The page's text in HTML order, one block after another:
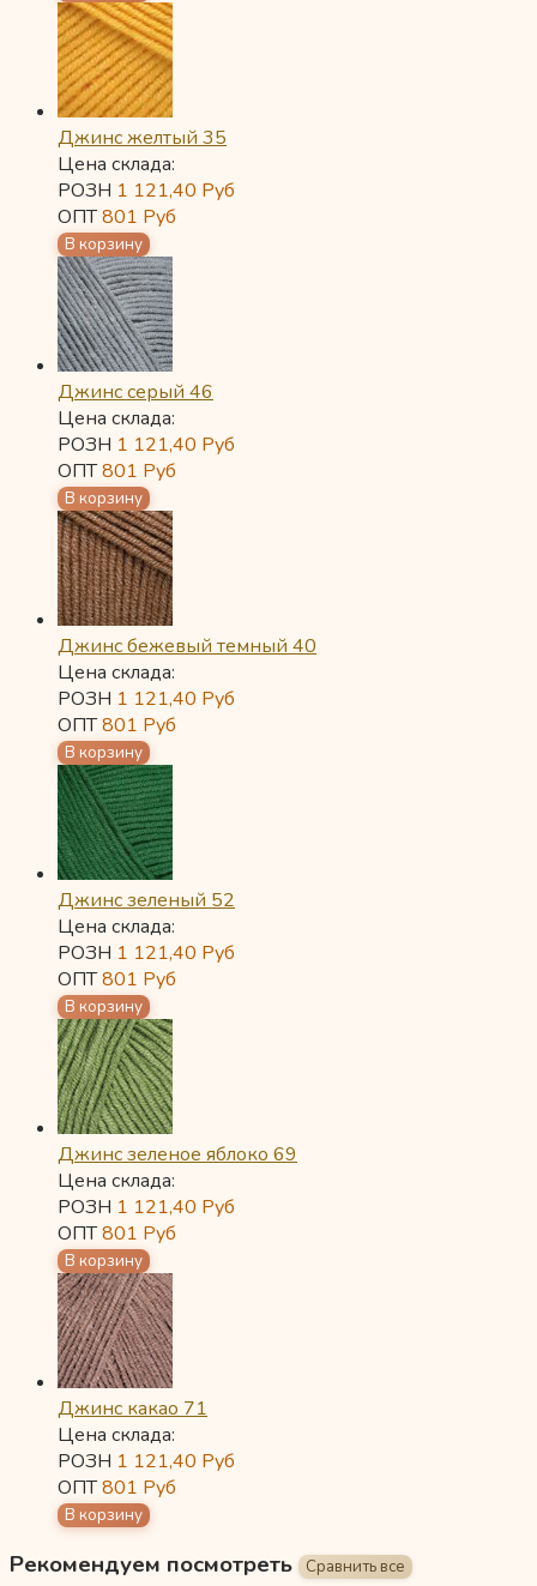
Джинс желтый 35
Цена склада:
РОЗН 1 121,40 Руб
ОПТ801 Руб
Джинс серый 46
Цена склада:
РОЗН 1 121,40 Руб
ОПТ801 Руб
Джинс бежевый темный 40
Цена склада:
РОЗН 1 121,40 Руб
ОПТ801 Руб
Джинс зеленый 52
Цена склада:
РОЗН 1 121,40 Руб
ОПТ801 Руб
Джинс зеленое яблоко 69
Цена склада:
РОЗН 1 121,40 Руб
ОПТ801 Руб
Джинс какао 71
Цена склада:
РОЗН 1 121,40 Руб
ОПТ801 Руб
Рекомендуем посмотреть